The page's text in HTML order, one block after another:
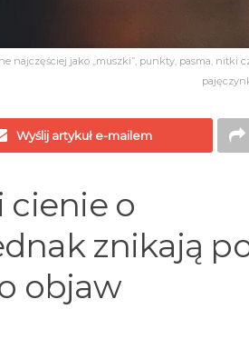
najczęściej jako „muszki”, punkty, pasma, nitki
Wyślij artykuł e-mailem
cienie o
znikają
objaw